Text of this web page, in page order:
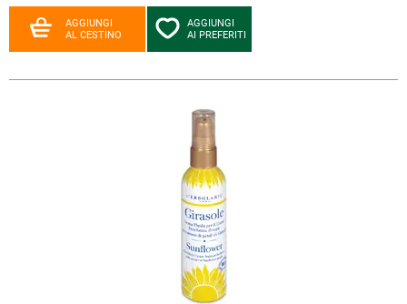
AGGIUNGI
AL CESTINO
AGGIUNGI
AI PREFERITI